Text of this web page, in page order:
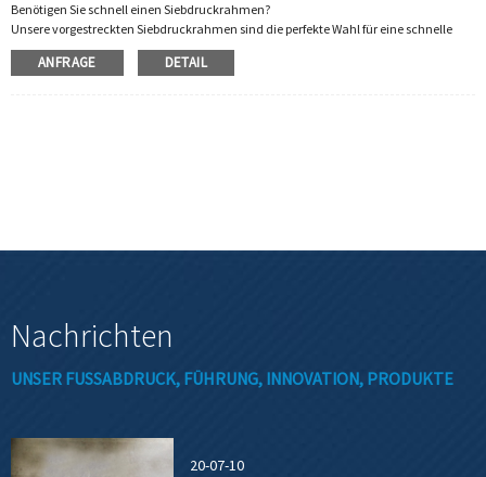
Benötigen Sie schnell einen Siebdruckrahmen?
Unsere vorgestreckten Siebdruckrahmen sind die perfekte Wahl für eine schnelle
Abwicklung ohne Qualitätseinbußen.
Gold-Up Pre-Stretched-Rahmen sind einzigartig: Unsere überarbeiteten
ANFRAGE DETAIL
Nachrichten
UNSER FUSSABDRUCK, FÜHRUNG, INNOVATION, PRODUKTE
20-07-10